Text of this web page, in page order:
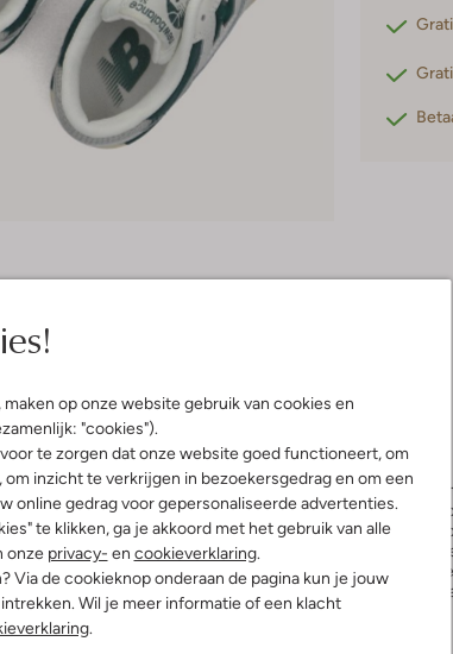
, maken op onze website gebruik van cookies en
"cookies").
te zorgen dat onze website goed functioneert, om
om inzicht te verkrijgen in bezoekersgedrag en om een
online gedrag voor gepersonaliseerde advertenties.
te klikken, ga je akkoord met het gebruik van alle
onze privacy- en cookieverklaring.
Via de cookieknop onderaan de pagina kun je jouw
Wil je meer informatie of een klacht
.
Omschrijving
Maak kennis met de PS550 lage sneakers
witte sneakers met groene details zijn
vrienden. Dankzij het strakke design en de
de hele dag door. Combineer ze met een
coole, alledaagse look. Of ga voor een
PS550 sneakers zijn veelzijdig en stijlvol,